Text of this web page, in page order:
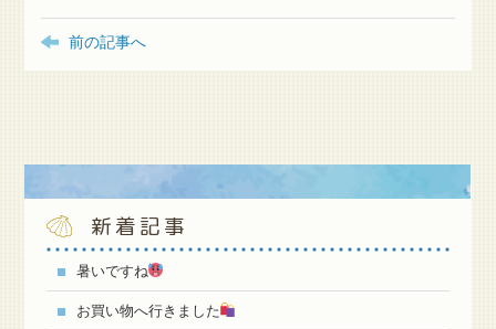
前の記事へ
新着記事
暑いですね
お買い物へ行きました